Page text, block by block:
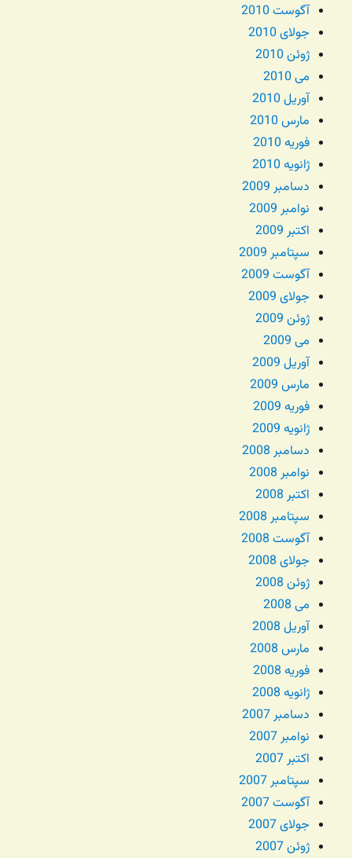
آگوست 2010
جولای 2010
ژوئن 2010
می 2010
آوریل 2010
مارس 2010
فوریه 2010
ژانویه 2010
دسامبر 2009
نوامبر 2009
اکتبر 2009
سپتامبر 2009
آگوست 2009
جولای 2009
ژوئن 2009
می 2009
آوریل 2009
مارس 2009
فوریه 2009
ژانویه 2009
دسامبر 2008
نوامبر 2008
اکتبر 2008
سپتامبر 2008
آگوست 2008
جولای 2008
ژوئن 2008
می 2008
آوریل 2008
مارس 2008
فوریه 2008
ژانویه 2008
دسامبر 2007
نوامبر 2007
اکتبر 2007
سپتامبر 2007
آگوست 2007
جولای 2007
ژوئن 2007